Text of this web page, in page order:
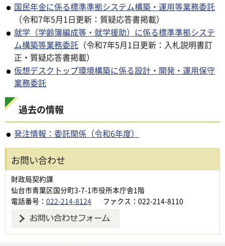
国民年金に係る標準準拠システム構築・運用等業務委託
（令和7年5月1日更新：質疑応答書掲載）
就学（学齢簿編成等・就学援助）に係る標準準拠システ
ム構築等業務委託 （令和7年5月1日更新：入札説明書訂
正・質疑応答書掲載）
仮想デスクトップ環境構築に係る設計・開発・運用保守
業務委託
過去の情報
発注情報：委託関係（令和6年度）
お問い合わせ
財政局契約課
仙台市青葉区国分町3-7-1市役所本庁舎1階
電話番号： 022-214-8124 ファクス：022-214-8110